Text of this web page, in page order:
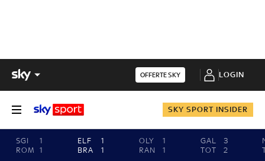
OFFERTE SKY LOGIN
SKY SPORT INSIDER
SGI
1
ROM
1
ELF
1
BRA
1
OLY
1
RAN
1
GAL
3
TOT
2